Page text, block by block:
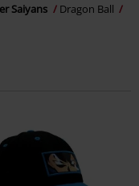
Saiyans
Dragon Ball